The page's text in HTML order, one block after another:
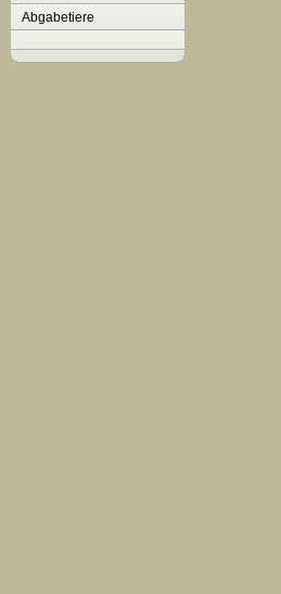
Abgabetiere